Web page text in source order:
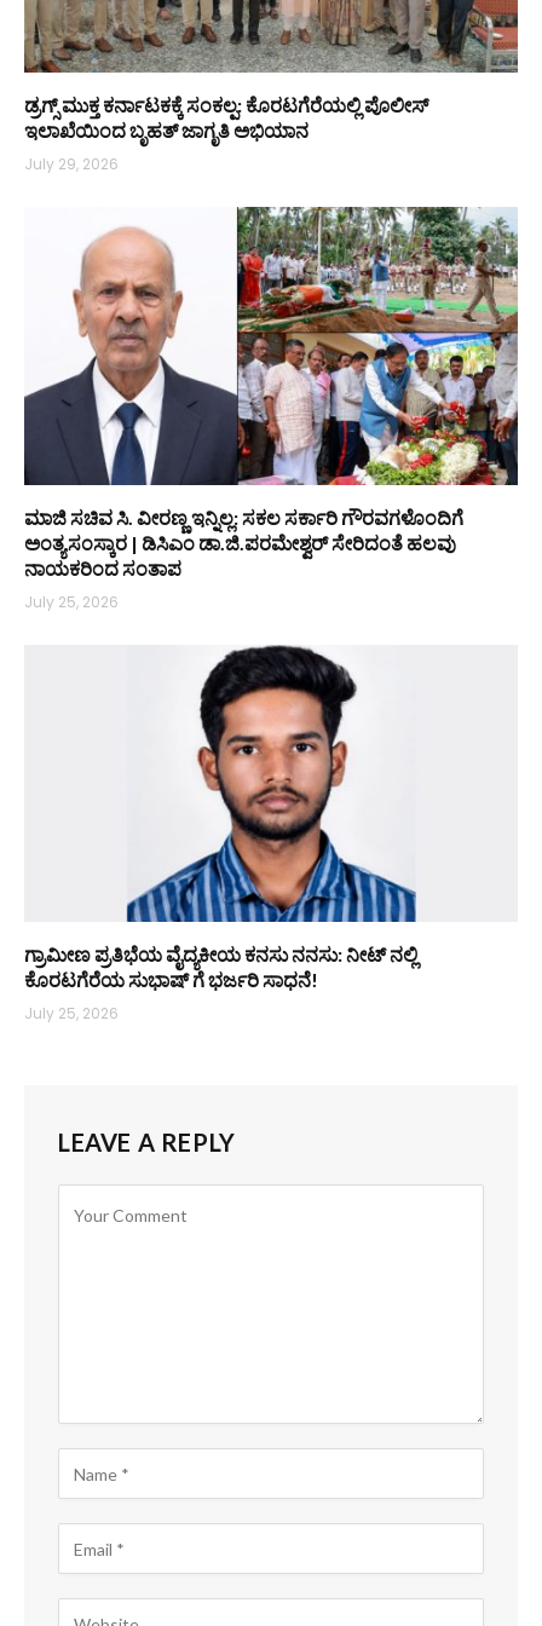
ಡ್ರಗ್ಸ್ ಮುಕ್ತ ಕರ್ನಾಟಕಕ್ಕೆ ಸಂಕಲ್ಪ: ಕೊರಟಗೆರೆಯಲ್ಲಿ ಪೊಲೀಸ್
ಇಲಾಖೆಯಿಂದ ಬೃಹತ್ ಜಾಗೃತಿ ಅಭಿಯಾನ
July 29, 2026
ಮಾಜಿ ಸಚಿವ ಸಿ. ವೀರಣ್ಣ ಇನ್ನಿಲ್ಲ: ಸಕಲ ಸರ್ಕಾರಿ ಗೌರವಗಳೊಂದಿಗೆ
ಅಂತ್ಯಸಂಸ್ಕಾರ | ಡಿಸಿಎಂ ಡಾ.ಜಿ.ಪರಮೇಶ್ವರ್ ಸೇರಿದಂತೆ ಹಲವು
ನಾಯಕರಿಂದ ಸಂತಾಪ
July 25, 2026
ಗ್ರಾಮೀಣ ಪ್ರತಿಭೆಯ ವೈದ್ಯಕೀಯ ಕನಸು ನನಸು: ನೀಟ್ ನಲ್ಲಿ
ಕೊರಟಗೆರೆಯ ಸುಭಾಷ್ ಗೆ ಭರ್ಜರಿ ಸಾಧನೆ!
July 25, 2026
LEAVE A REPLY